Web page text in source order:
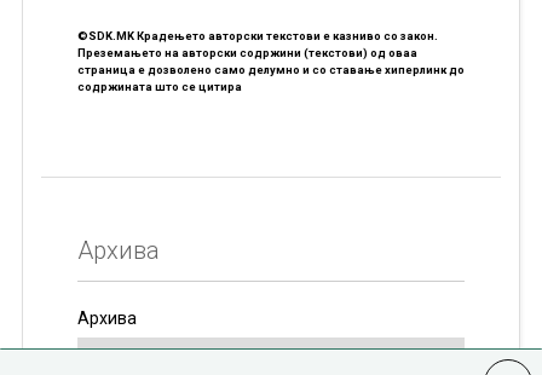
©SDK.MK Крадењето авторски текстови е казниво со закон.
Преземањето на авторски содржини (текстови) од оваа
страница е дозволено само делумно и со ставање хиперлинк до
содржината што се цитира
Архива
Архива